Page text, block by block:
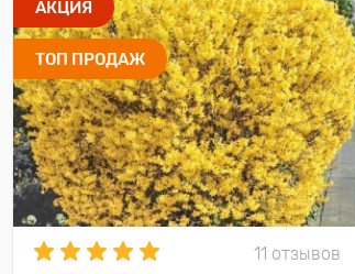
АКЦИЯ
ТОП ПРОДАЖ
11 отзывов